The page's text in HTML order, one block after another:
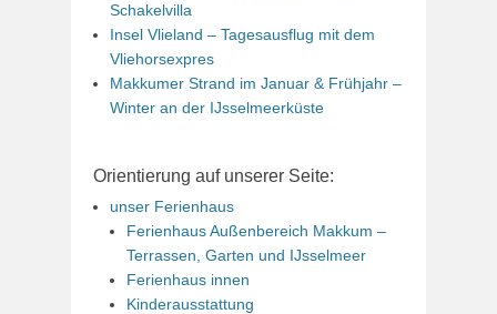
Schakelvilla
Insel Vlieland – Tagesausflug mit dem
Vliehorsexpres
Makkumer Strand im Januar & Frühjahr –
Winter an der IJsselmeerküste
Orientierung auf unserer Seite:
unser Ferienhaus
Ferienhaus Außenbereich Makkum –
Terrassen, Garten und IJsselmeer
Ferienhaus innen
Kinderausstattung